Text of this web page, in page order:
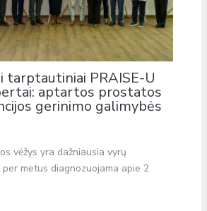
tarptautiniai PRAISE-U
aptartos prostatos
gerinimo galimybės
vėžys yra dažniausia vyrų
metus diagnozuojama apie 2